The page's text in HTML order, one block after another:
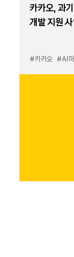
카카오, 과
개발 지원
#카카오 #AI